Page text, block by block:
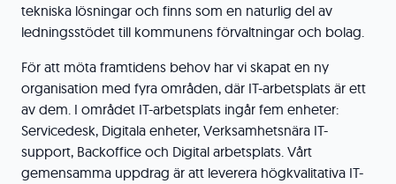
tekniska lösningar och finns som en naturlig del av
ledningsstödet till kommunens förvaltningar och bolag.
För att möta framtidens behov har vi skapat en ny
organisation med fyra områden, där IT-arbetsplats är ett
av dem. I området IT-arbetsplats ingår fem enheter:
Servicedesk, Digitala enheter, Verksamhetsnära IT-
support, Backoffice och Digital arbetsplats. Vårt
gemensamma uppdrag är att leverera högkvalitativa IT-